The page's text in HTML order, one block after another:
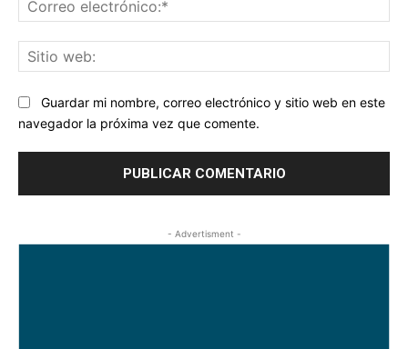
Guardar mi nombre, correo electrónico y sitio web en este
navegador la próxima vez que comente.
- Advertisment -